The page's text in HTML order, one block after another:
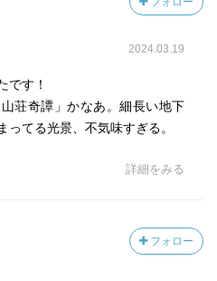
上に」
不登校の少年が旅先の廃駅で
、深夜、来るはずのない列車
忌避伝説というモチーフを盛
りに描いている。
R100000002-I033201763
2024.03.19
です！
荘奇譚」かなあ。細長い地下
てる光景、不気味すぎる。
詳細をみる
フォロー